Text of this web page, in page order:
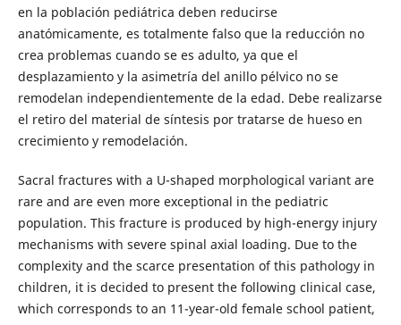
en la población pediátrica deben reducirse
anatómicamente, es totalmente falso que la reducción no
crea problemas cuando se es adulto, ya que el
desplazamiento y la asimetría del anillo pélvico no se
remodelan independientemente de la edad. Debe realizarse
el retiro del material de síntesis por tratarse de hueso en
crecimiento y remodelación.
Sacral fractures with a U-shaped morphological variant are
rare and are even more exceptional in the pediatric
population. This fracture is produced by high-energy injury
mechanisms with severe spinal axial loading. Due to the
complexity and the scarce presentation of this pathology in
children, it is decided to present the following clinical case,
which corresponds to an 11-year-old female school patient,